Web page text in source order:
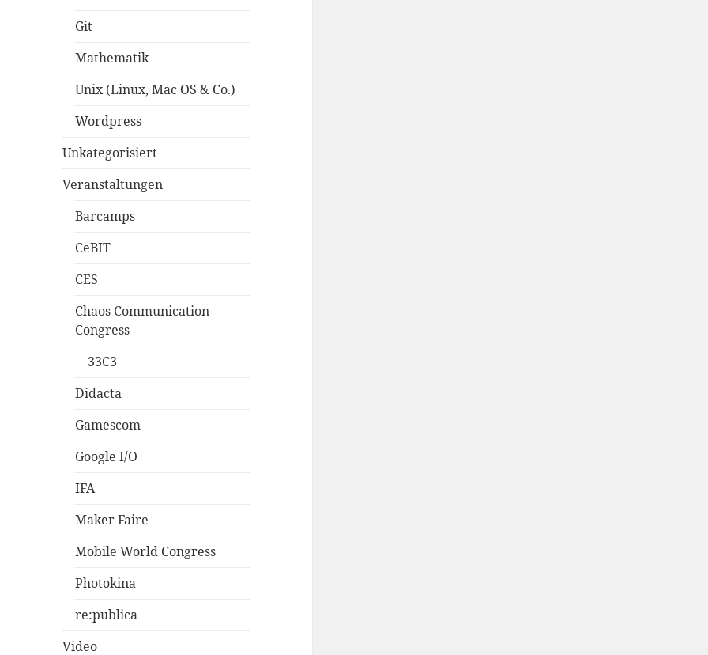
Git
Mathematik
Unix (Linux, Mac OS & Co.)
Wordpress
Unkategorisiert
Veranstaltungen
Barcamps
CeBIT
CES
Chaos Communication
Congress
33C3
Didacta
Gamescom
Google I/O
IFA
Maker Faire
Mobile World Congress
Photokina
re:publica
Video